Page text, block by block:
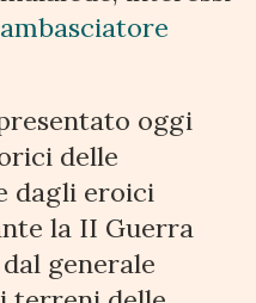
oggi
delle
dagli eroici
la II Guerra
generale